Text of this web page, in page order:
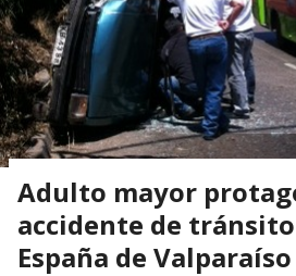
Adulto mayor
accidente de
España de Valparaíso